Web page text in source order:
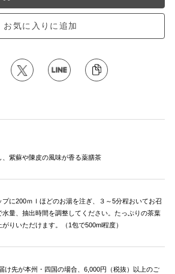
お気に入りに追加
紫蘇や陳皮の風味が香る薬膳茶
に200ｍｌほどのお湯を注ぎ、３～5分程おいてお召
水量、抽出時間を調整してください。たっぷりの茶葉
りいただけます。（1包で500ml程度）
け先が本州・四国の場合、6,000円（税抜）以上のご